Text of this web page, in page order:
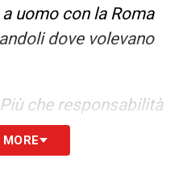
uomo con la Roma
dove volevano
che responsabilità
anche da parte loro.
quando ci sono
MORE